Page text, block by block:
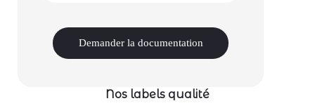
Nos labels qualité